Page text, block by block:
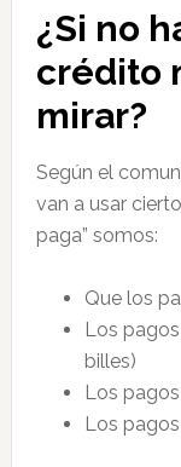
¿Si no
crédito
mirar?
Según el
van a usar
paga” somos:
Que los
Los
billes)
Los
Los